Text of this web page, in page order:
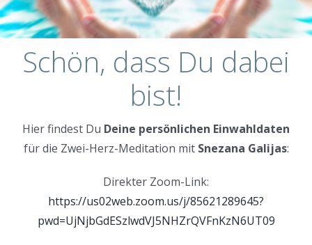
Schön, dass Du dabei
bist!
Hier findest Du Deine persönlichen Einwahldaten
für die Zwei-Herz-Meditation mit Snezana Galijas:
Direkter Zoom-Link:
https://us02web.zoom.us/j/85621289645?
pwd=UjNjbGdESzlwdVJ5NHZrQVFnKzN6UT09